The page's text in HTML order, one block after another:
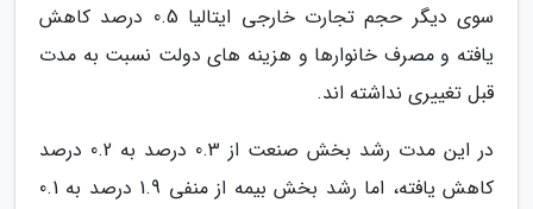
سوی دیگر حجم تجارت خارجی ایتالیا 0.5 درصد کاهش
یافته و مصرف خانوارها و هزینه های دولت نسبت به مدت
قبل تغییری نداشته اند.
در این مدت رشد بخش صنعت از 0.3 درصد به 0.2 درصد
کاهش یافته، اما رشد بخش بیمه از منفی 1.9 درصد به 0.1